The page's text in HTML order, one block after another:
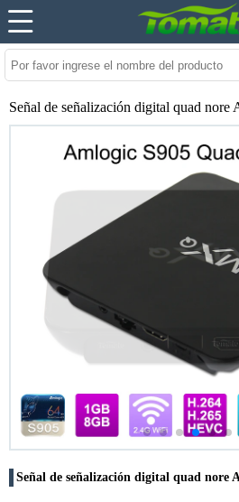
Señal de señalización digital quad
Señal de señalización digital quad nore